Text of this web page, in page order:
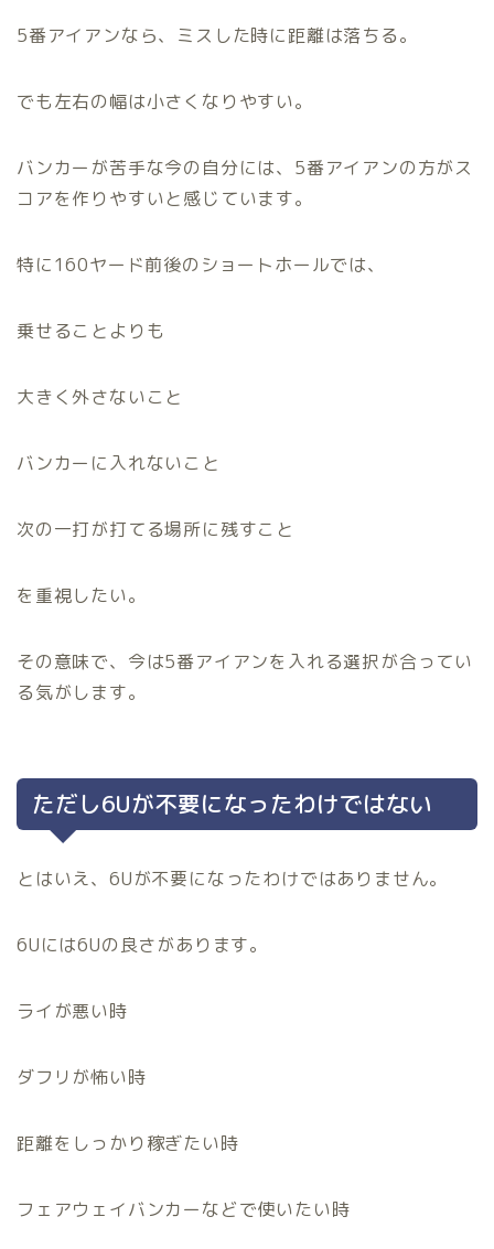
5番アイアンなら、ミスした時に距離は落ちる。
でも左右の幅は小さくなりやすい。
バンカーが苦手な今の自分には、5番アイアンの方がス
コアを作りやすいと感じています。
特に160ヤード前後のショートホールでは、
乗せることよりも
大きく外さないこと
バンカーに入れないこと
次の一打が打てる場所に残すこと
を重視したい。
その意味で、今は5番アイアンを入れる選択が合ってい
る気がします。
ただし6Uが不要になったわけではない
とはいえ、6Uが不要になったわけではありません。
6Uには6Uの良さがあります。
ライが悪い時
ダフリが怖い時
距離をしっかり稼ぎたい時
フェアウェイバンカーなどで使いたい時